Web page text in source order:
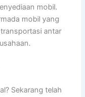
mobil.
mobil yang
antar
Sekarang telah